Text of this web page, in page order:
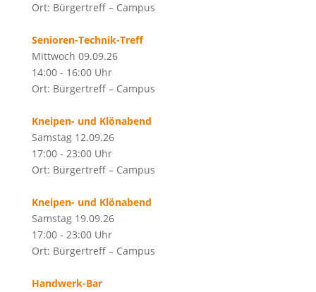
Ort: Bürgertreff – Campus
Senioren-Technik-Treff
Mittwoch 09.09.26
14:00 - 16:00 Uhr
Ort: Bürgertreff – Campus
Kneipen- und Klönabend
Samstag 12.09.26
17:00 - 23:00 Uhr
Ort: Bürgertreff – Campus
Kneipen- und Klönabend
Samstag 19.09.26
17:00 - 23:00 Uhr
Ort: Bürgertreff – Campus
Handwerk-Bar